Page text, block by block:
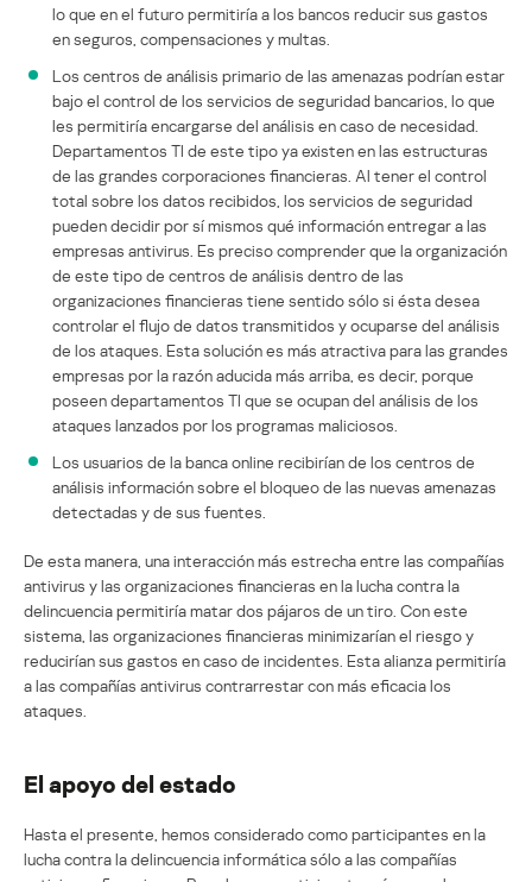
lo que en el futuro permitiría a los bancos reducir sus gastos
en seguros, compensaciones y multas.
Los centros de análisis primario de las amenazas podrían estar
bajo el control de los servicios de seguridad bancarios, lo que
les permitiría encargarse del análisis en caso de necesidad.
Departamentos TI de este tipo ya existen en las estructuras
de las grandes corporaciones financieras. Al tener el control
total sobre los datos recibidos, los servicios de seguridad
pueden decidir por sí mismos qué información entregar a las
empresas antivirus. Es preciso comprender que la organización
de este tipo de centros de análisis dentro de las
organizaciones financieras tiene sentido sólo si ésta desea
controlar el flujo de datos transmitidos y ocuparse del análisis
de los ataques. Esta solución es más atractiva para las grandes
empresas por la razón aducida más arriba, es decir, porque
poseen departamentos TI que se ocupan del análisis de los
ataques lanzados por los programas maliciosos.
Los usuarios de la banca online recibirían de los centros de
análisis información sobre el bloqueo de las nuevas amenazas
detectadas y de sus fuentes.
De esta manera, una interacción más estrecha entre las compañías
antivirus y las organizaciones financieras en la lucha contra la
delincuencia permitiría matar dos pájaros de un tiro. Con este
sistema, las organizaciones financieras minimizarían el riesgo y
reducirían sus gastos en caso de incidentes. Esta alianza permitiría
a las compañías antivirus contrarrestar con más eficacia los
ataques.
El apoyo del estado
Hasta el presente, hemos considerado como participantes en la
lucha contra la delincuencia informática sólo a las compañías